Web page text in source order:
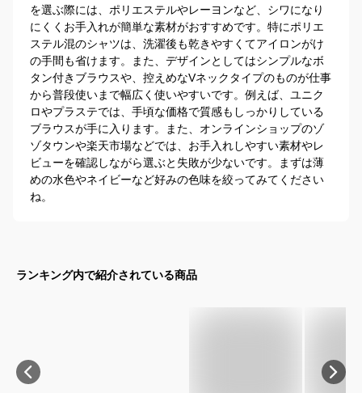
を選ぶ際には、ポリエステルやレーヨンなど、シワになり
にくくお手入れが簡単な素材がおすすめです。特にポリエ
ステル混のシャツは、洗濯後も乾きやすくてアイロンがけ
の手間も省けます。また、デザインとしてはシンプルなボ
タン付きブラウスや、控えめなVネックタイプのものが仕事
から普段使いまで幅広く使いやすいです。例えば、ユニク
ロやプラステでは、手頃な価格で質感もしっかりしている
ブラウスが手に入ります。また、オンラインショップのゾ
ゾタウンや楽天市場などでは、お手入れしやすい素材やレ
ビューを確認しながら選ぶと失敗が少ないです。まずは薄
めの水色やネイビーなど好みの色味を絞ってみてください
ね。
ランキング内で紹介されている商品